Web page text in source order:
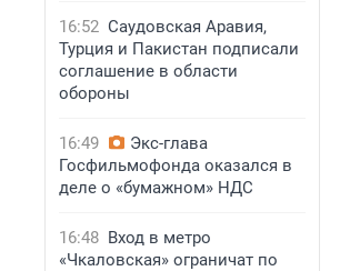
16:52 Саудовская Аравия,
Турция и Пакистан подписали
соглашение в области
обороны
16:49
Экс-глава
Госфильмофонда оказался в
деле о «бумажном» НДС
16:48 Вход в метро
«Чкаловская» ограничат по